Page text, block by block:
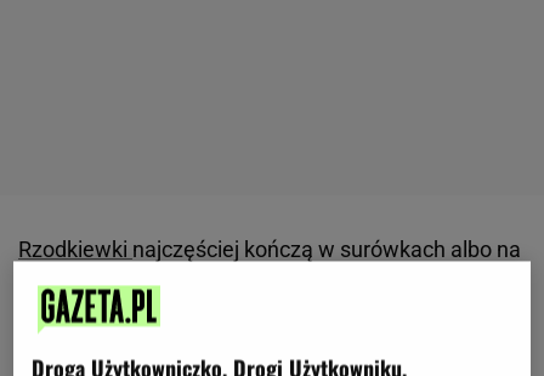
Rzodkiewki najczęściej kończą w surówkach albo na
kromce chleba z twarożkiem, choć dobrze
sprawdzają się również w bardziej wyrazistych
przekąskach. Po lekkim rozgnieceniu szybciej
Droga Użytkowniczko, Drogi Użytkowniku,